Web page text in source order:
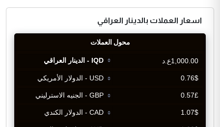
اسعار العملات بالدينار العراقي